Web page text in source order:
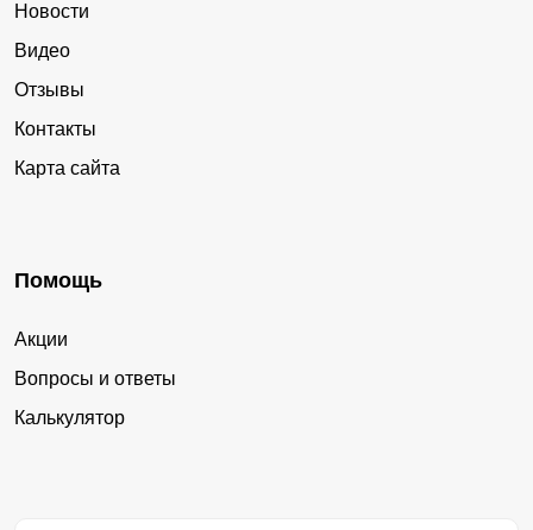
Новости
Видео
Отзывы
Контакты
Карта сайта
Помощь
Акции
Вопросы и ответы
Калькулятор